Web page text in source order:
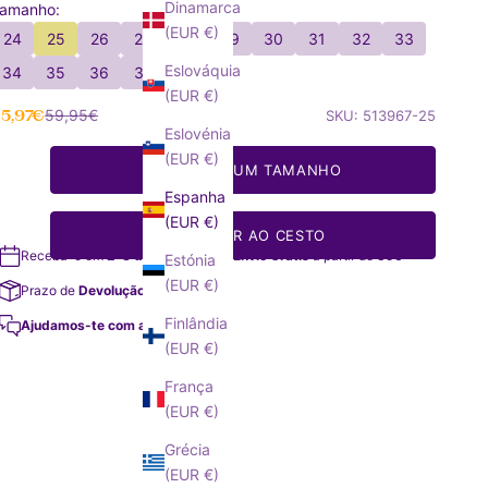
Dinamarca
(EUR €)
Eslováquia
(EUR €)
Eslovénia
(EUR €)
Espanha
(EUR €)
Estónia
(EUR €)
Finlândia
(EUR €)
França
(EUR €)
Grécia
(EUR €)
24
25 26 27 28 29 30 31 32
33
34
35 36 37 38
de oferta
Preço normal
59,95€ SKU: 513967-25
SELECIONE UM TAMANHO
ADICIONAR AO CESTO
Receba-o em2-3 dias úteis Envio Grátisa partir de 35€
Prazo deDevolução de 14 dias
Ajudamos-te com a tua compra!